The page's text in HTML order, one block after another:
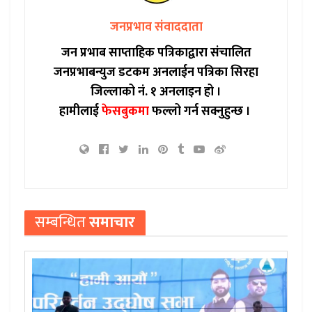
जनप्रभाव संवाददाता
जन प्रभाब साप्ताहिक पत्रिकाद्वारा संचालित
जनप्रभाबन्युज डटकम अनलाईन पत्रिका सिरहा
जिल्लाको नं. १ अनलाइन हो ।
हामीलाईफेसबुकमाफल्लो गर्न सक्नुहुन्छ ।
सम्बन्धितसमाचार